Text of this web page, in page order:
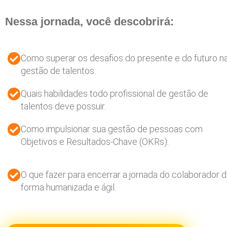
Nessa jornada, você descobrirá:
Como superar os desafios do presente e do futuro
gestão de talentos.
Quais habilidades todo profissional de gestão de
talentos deve possuir.
Como impulsionar sua gestão de pessoas com
Objetivos e Resultados-Chave (OKRs).
O que fazer para encerrar a jornada do colaborador
forma humanizada e ágil.